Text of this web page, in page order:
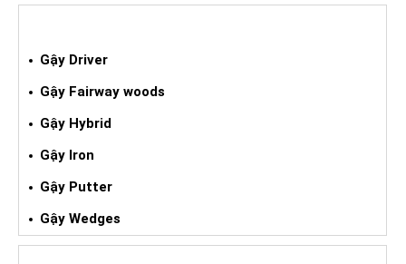
Gậy Driver
Gậy Fairway woods
Gậy Hybrid
Gậy Iron
Gậy Putter
Gậy Wedges